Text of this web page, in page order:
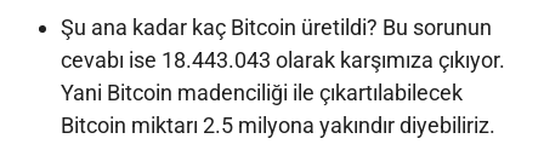
Şu ana kadar kaç Bitcoin üretildi? Bu sorunun
cevabı ise 18.443.043 olarak karşımıza çıkıyor.
Yani Bitcoin madenciliği ile çıkartılabilecek
Bitcoin miktarı 2.5 milyona yakındır diyebiliriz.